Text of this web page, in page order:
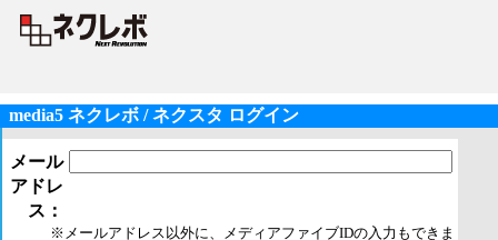
media5 ネクレボ / ネクスタ ログイン
メール
アドレ
ス：
※メールアドレス以外に、メディアファイブIDの入力もできま